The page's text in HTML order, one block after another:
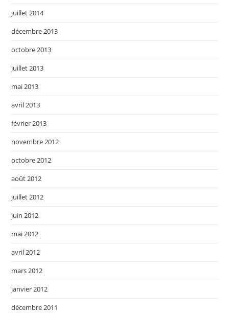
juillet 2014
décembre 2013
octobre 2013
juillet 2013
mai 2013
avril 2013
février 2013
novembre 2012
octobre 2012
août 2012
juillet 2012
juin 2012
mai 2012
avril 2012
mars 2012
janvier 2012
décembre 2011